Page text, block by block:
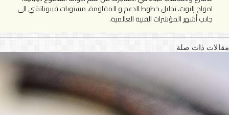
امواج إليوت، تحليل خطوط الدعم و المقاومة، مستويات فيبوناتشي الى
جانب أشهر المؤشرات الفنية العالمية.
مقالات ذات صلة